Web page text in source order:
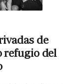
de
refugio del